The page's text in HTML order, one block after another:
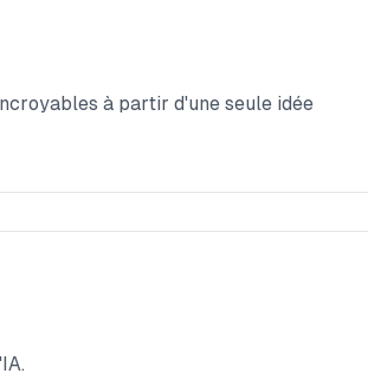
à partir d'une seule idée